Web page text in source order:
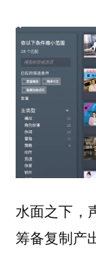
水面之下，
筹备复制产